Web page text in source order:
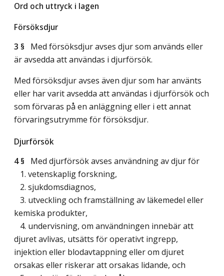
Ord och uttryck i lagen
Försöksdjur
3 § Med försöksdjur avses djur som används eller
är avsedda att användas i djurförsök.
Med försöksdjur avses även djur som har använts
eller har varit avsedda att användas i djurförsök och
som förvaras på en anläggning eller i ett annat
förvaringsutrymme för försöksdjur.
Djurförsök
4 § Med djurförsök avses användning av djur för
1. vetenskaplig forskning,
2. sjukdomsdiagnos,
3. utveckling och framställning av läkemedel eller
kemiska produkter,
4. undervisning, om användningen innebär att
djuret avlivas, utsätts för operativt ingrepp,
injektion eller blodavtappning eller om djuret
orsakas eller riskerar att orsakas lidande, och